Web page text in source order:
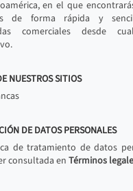
en el que
de forma rápida y
comerciales desde
NUESTROS SITIOS
DE DATOS PERSONALES
de tratamiento de datos
consultada en Términos